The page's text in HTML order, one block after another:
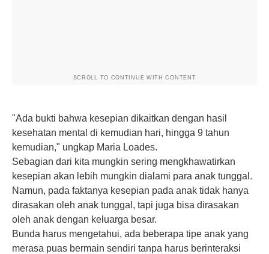
SCROLL TO CONTINUE WITH CONTENT
"Ada bukti bahwa kesepian dikaitkan dengan hasil
kesehatan mental di kemudian hari, hingga 9 tahun
kemudian," ungkap Maria Loades.
Sebagian dari kita mungkin sering mengkhawatirkan
kesepian akan lebih mungkin dialami para anak tunggal.
Namun, pada faktanya kesepian pada anak tidak hanya
dirasakan oleh anak tunggal, tapi juga bisa dirasakan
oleh anak dengan keluarga besar.
Bunda harus mengetahui, ada beberapa tipe anak yang
merasa puas bermain sendiri tanpa harus berinteraksi